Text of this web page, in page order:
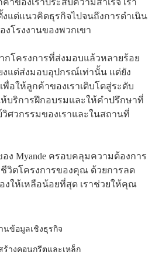
าของเราประสบความสำเร็จ เรา
งแต่แนวคิดธุรกิจไปจนถึงการดำเนิน
งโรงงานของพวกเขา
โครงการที่ส่งมอบแล้วหลายร้อย
งแต่ส่งมอบอุปกรณ์เท่านั้น แต่ยัง
พื่อให้ลูกค้าของเราเติบโตสู่ระดับ
บริการฝึกอบรมและให้คำปรึกษาที่
ศวกรรมของเราและในสถานที่
ง Myande ครอบคลุมความต้องการ
วิตโครงการของคุณ ด้วยการลด
งให้เหลือน้อยที่สุด เราช่วยให้คุณ
นข้อมูลเชิงธุรกิจ
ร้างคอนกรีตและเหล็ก